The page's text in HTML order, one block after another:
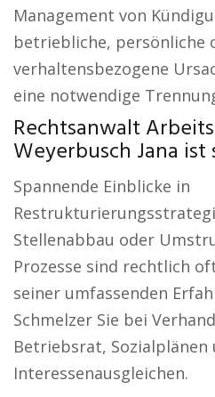
Management von
betriebliche, persönliche
verhaltensbezogene
eine notwendige
Rechtsanwalt
Weyerbusch Jana
Spannende Einblicke in
Stellenabbau oder
Prozesse sind rechtlich
seiner umfassenden
Schmelzer Sie bei
Betriebsrat, Sozialplänen
Interessenausgleichen.